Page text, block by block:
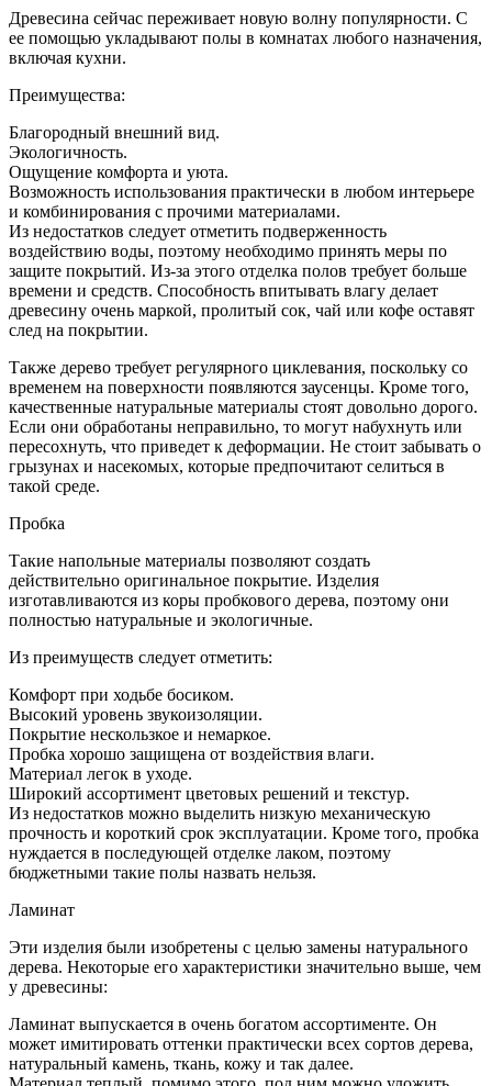
Древесина сейчас переживает новую волну популярности. С
ее помощью укладывают полы в комнатах любого назначения,
включая кухни.
Преимущества:
Благородный внешний вид.
Экологичность.
Ощущение комфорта и уюта.
Возможность использования практически в любом интерьере
и комбинирования с прочими материалами.
Из недостатков следует отметить подверженность
воздействию воды, поэтому необходимо принять меры по
защите покрытий. Из-за этого отделка полов требует больше
времени и средств. Способность впитывать влагу делает
древесину очень маркой, пролитый сок, чай или кофе оставят
след на покрытии.
Также дерево требует регулярного циклевания, поскольку со
временем на поверхности появляются заусенцы. Кроме того,
качественные натуральные материалы стоят довольно дорого.
Если они обработаны неправильно, то могут набухнуть или
пересохнуть, что приведет к деформации. Не стоит забывать о
грызунах и насекомых, которые предпочитают селиться в
такой среде.
Пробка
Такие напольные материалы позволяют создать
действительно оригинальное покрытие. Изделия
изготавливаются из коры пробкового дерева, поэтому они
полностью натуральные и экологичные.
Из преимуществ следует отметить:
Комфорт при ходьбе босиком.
Высокий уровень звукоизоляции.
Покрытие нескользкое и немаркое.
Пробка хорошо защищена от воздействия влаги.
Материал легок в уходе.
Широкий ассортимент цветовых решений и текстур.
Из недостатков можно выделить низкую механическую
прочность и короткий срок эксплуатации. Кроме того, пробка
нуждается в последующей отделке лаком, поэтому
бюджетными такие полы назвать нельзя.
Ламинат
Эти изделия были изобретены с целью замены натурального
дерева. Некоторые его характеристики значительно выше, чем
у древесины:
Ламинат выпускается в очень богатом ассортименте. Он
может имитировать оттенки практически всех сортов дерева,
натуральный камень, ткань, кожу и так далее.